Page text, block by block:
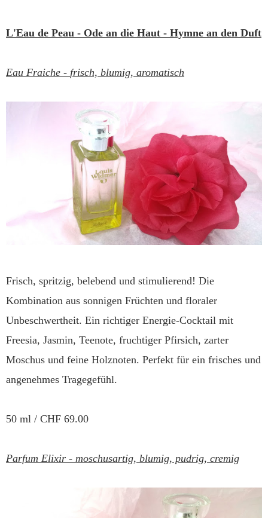
L'Eau de Peau - Ode an die Haut - Hymne an den Duft
Eau Fraiche - frisch, blumig, aromatisch
Frisch, spritzig, belebend und stimulierend! Die
Kombination aus sonnigen Früchten und floraler
Unbeschwertheit. Ein richtiger Energie-Cocktail mit
Freesia, Jasmin, Teenote, fruchtiger Pfirsich, zarter
Moschus und feine Holznoten. Perfekt für ein frisches und
angenehmes Tragegefühl.
50 ml / CHF 69.00
Parfum Elixir - moschusartig, blumig, pudrig, cremig